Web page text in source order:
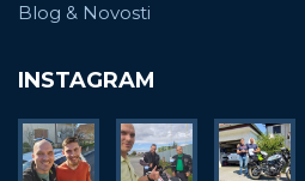
Blog & Novosti
INSTAGRAM